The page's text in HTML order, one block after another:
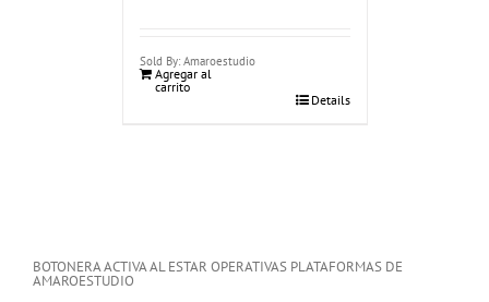
Sold By: Amaroestudio
Agregar al
carrito
Details
BOTONERA ACTIVA AL ESTAR OPERATIVAS PLATAFORMAS DE
AMAROESTUDIO